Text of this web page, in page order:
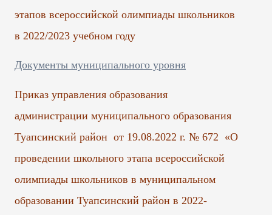
этапов всероссийской олимпиады школьников
в 2022/2023 учебном году
Документы муниципального уровня
Приказ управления образования
администрации муниципального образования
Туапсинский район от 19.08.2022 г. № 672 «О
проведении школьного этапа всероссийской
олимпиады школьников в муниципальном
образовании Туапсинский район в 2022-